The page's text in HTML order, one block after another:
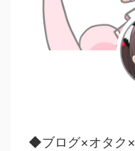
◆ブログ×オタク